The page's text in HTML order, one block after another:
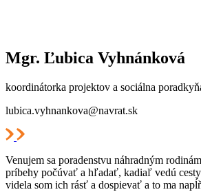
Mgr. Ľubica Vyhnánková
koordinátorka projektov a sociálna
lubica.vyhnankova@navrat.sk
Venujem sa poradenstvu náhradným
príbehy počúvať a hľadať, kadiaľ vedú
videla som ich rásť a dospievať a to ma